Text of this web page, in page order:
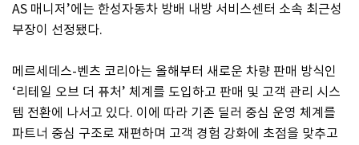
AS 매니저’에는 한성자동차 방배 내방 서비스센터 소속 최근성
부장이 선정됐다.
메르세데스-벤츠 코리아는 올해부터 새로운 차량 판매 방식인
‘리테일 오브 더 퓨처’ 체계를 도입하고 판매 및 고객 관리 시스
템 전환에 나서고 있다. 이에 따라 기존 딜러 중심 운영 체계를
파트너 중심 구조로 재편하며 고객 경험 강화에 초점을 맞추고